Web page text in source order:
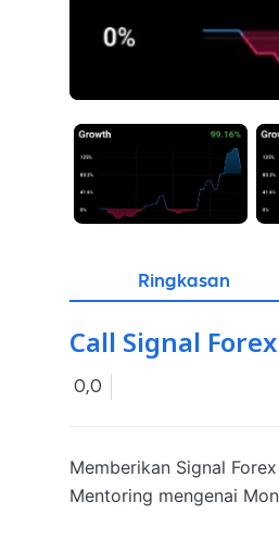
Ringkasan
Call Signal
0,0
Memberikan Signal
Mentoring mengenai